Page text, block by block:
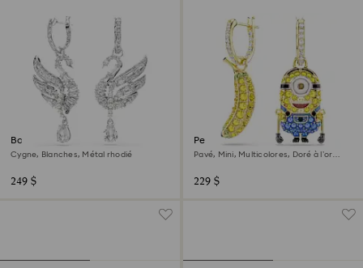
Boucles d'oreilles Swan
Cygne, Blanches, Métal rhodié
249 $
Pendants d'oreilles Minions
Stuart and Banana
Pavé, Mini, Multicolores, Doré à l’or
229 $